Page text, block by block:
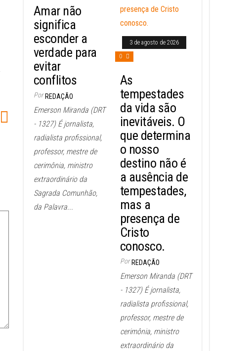
Amar não
significa
esconder a
verdade para
evitar
conflitos
Por REDAÇÃO
Emerson Miranda (DRT
- 1327) É jornalista,
radialista profissional,
professor, mestre de
cerimônia, ministro
extraordinário da
Sagrada Comunhão,
da Palavra...
3 de agosto de 2026
0
As
tempestades
da vida são
inevitáveis. O
que determina
o nosso
destino não é
a ausência de
tempestades,
mas a
presença de
Cristo
conosco.
Por REDAÇÃO
Emerson Miranda (DRT
- 1327) É jornalista,
radialista profissional,
professor, mestre de
cerimônia, ministro
extraordinário da